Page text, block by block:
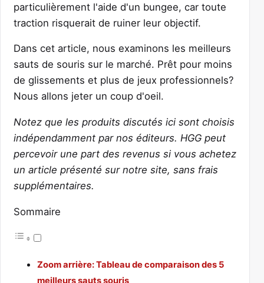
particulièrement l'aide d'un bungee, car toute
traction risquerait de ruiner leur objectif.
Dans cet article, nous examinons les meilleurs
sauts de souris sur le marché. Prêt pour moins
de glissements et plus de jeux professionnels?
Nous allons jeter un coup d'oeil.
Notez que les produits discutés ici sont choisis
indépendamment par nos éditeurs. HGG peut
percevoir une part des revenus si vous achetez
un article présenté sur notre site, sans frais
supplémentaires.
Sommaire
Zoom arrière: Tableau de comparaison des 5
meilleurs sauts souris